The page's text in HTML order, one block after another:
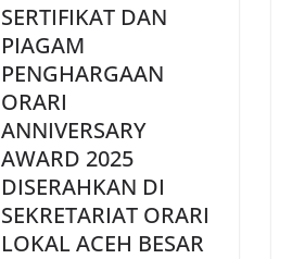
SERTIFIKAT DAN
PIAGAM
PENGHARGAAN
ORARI
ANNIVERSARY
AWARD 2025
DISERAHKAN DI
SEKRETARIAT ORARI
LOKAL ACEH BESAR